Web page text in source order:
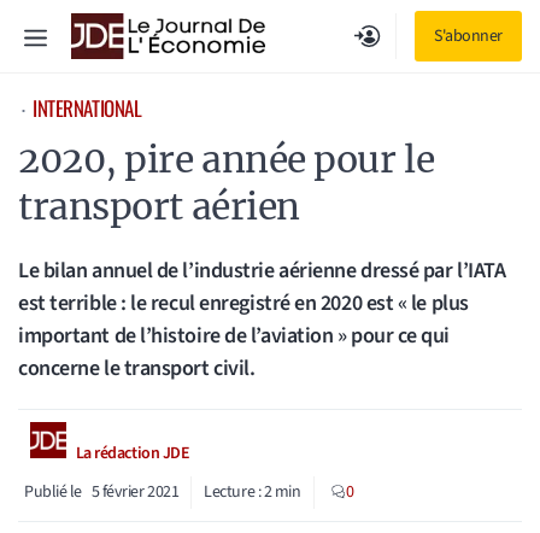
S'abonner
Menu
⋅ INTERNATIONAL
2020, pire année pour le
transport aérien
Le bilan annuel de l’industrie aérienne dressé par l’IATA
est terrible : le recul enregistré en 2020 est « le plus
important de l’histoire de l’aviation » pour ce qui
concerne le transport civil.
La rédaction JDE
Publié le 5 février 2021 Lecture :2min 0